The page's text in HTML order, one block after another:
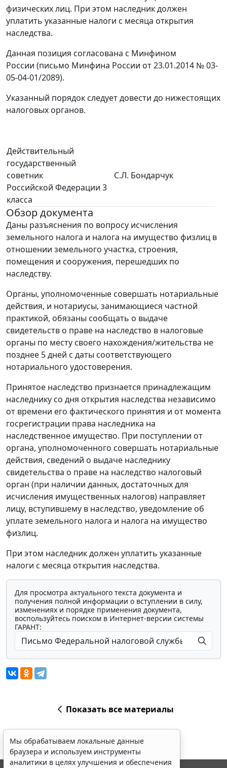
физических лиц. При этом наследник должен
уплатить указанные налоги с месяца открытия
наследства.
Данная позиция согласована с Минфином
России (письмо Минфина России от 23.01.2014 № 03-
05-04-01/2089).
Указанный порядок следует довести до нижестоящих
налоговых органов.
Действительный
государственный
советник
Российской Федерации 3
класса
С.Л. Бондарчук
Обзор документа
Даны разъяснения по вопросу исчисления
земельного налога и налога на имущество физлиц в
отношении земельного участка, строения,
помещения и сооружения, перешедших по
наследству.
Органы, уполномоченные совершать нотариальные
действия, и нотариусы, занимающиеся частной
практикой, обязаны сообщать о выдаче
свидетельств о праве на наследство в налоговые
органы по месту своего нахождения/жительства не
позднее 5 дней с даты соответствующего
нотариального удостоверения.
Принятое наследство признается принадлежащим
наследнику со дня открытия наследства независимо
от времени его фактического принятия и от момента
госрегистрации права наследника на
наследственное имущество. При поступлении от
органа, уполномоченного совершать нотариальные
действия, сведений о выдаче наследнику
свидетельства о праве на наследство налоговый
орган (при наличии данных, достаточных для
исчисления имущественных налогов) направляет
лицу, вступившему в наследство, уведомление об
уплате земельного налога и налога на имущество
физлиц.
При этом наследник должен уплатить указанные
налоги с месяца открытия наследства.
Для просмотра актуального текста документа и
получения полной информации о вступлении в силу,
изменениях и порядке применения документа,
воспользуйтесь поиском в Интернет-версии системы
ГАРАНТ:
Показать все материалы
Мы обрабатываем локальные данные
браузера и используем инструменты
аналитики в целях улучшения и обеспечения